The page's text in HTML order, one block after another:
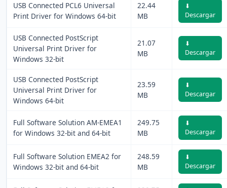
USB Connected PCL6 Universal
Print Driver for Windows 64-bit
22.44
MB
⬇
Descargar
USB Connected PostScript
Universal Print Driver for
Windows 32-bit
21.07
MB
⬇
Descargar
USB Connected PostScript
Universal Print Driver for
Windows 64-bit
23.59
MB
⬇
Descargar
Full Software Solution AM-EMEA1
for Windows 32-bit and 64-bit
249.75
MB
⬇
Descargar
Full Software Solution EMEA2 for
Windows 32-bit and 64-bit
248.59
MB
⬇
Descargar